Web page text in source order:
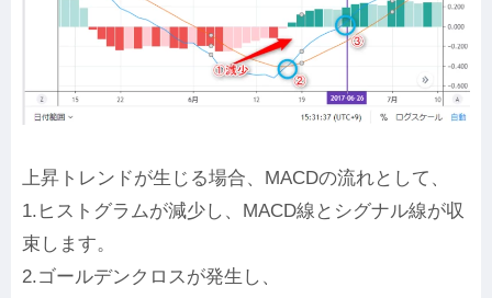
上昇トレンドが生じる場合、MACDの流れとして、
1.ヒストグラムが減少し、MACD線とシグナル線が収
束します。
2.ゴールデンクロスが発生し、